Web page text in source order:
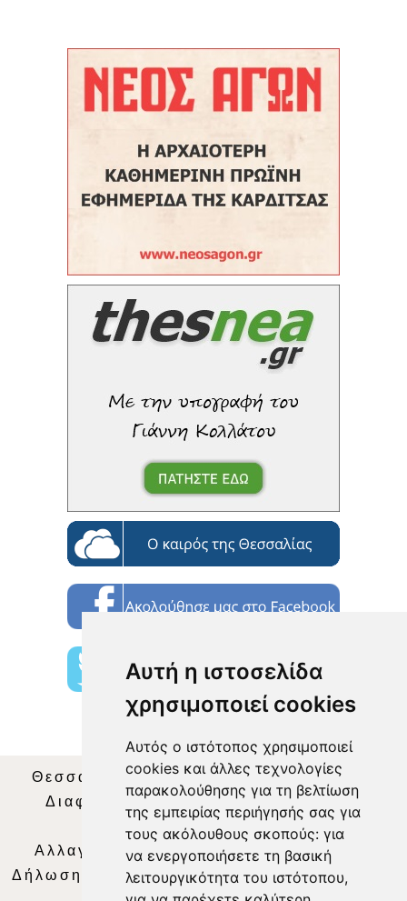
Αυτή η ιστοσελίδα
χρησιμοποιεί cookies
Αυτός ο ιστότοπος χρησιμοποιεί
cookies και άλλες τεχνολογίες
παρακολούθησης για τη βελτίωση
της εμπειρίας περιήγησής σας για
τους ακόλουθους σκοπούς: για
να ενεργοποιήσετε τη βασική
λειτουργικότητα του ιστότοπου,
Θεσσαλία Τηλεόραση|SNG Services
Διαφήμιση | Όροι Χρήσης |Δήλωση
Απορρήτου |
Περιεχόμενο
Αλλαγή Προτιμήσεων για τα Cookies
Δήλωση συμμόρφωσης με τη σύσταση (ΕΕ)